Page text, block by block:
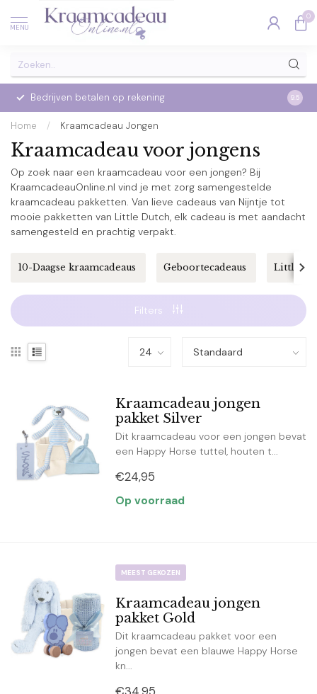
MENU
0
Bedrijven betalen op rekening 9.5
Home / Kraamcadeau Jongen
Kraamcadeau voor jongens
Op zoek naar een kraamcadeau voor een jongen? Bij
KraamcadeauOnline.nl vind je met zorg samengestelde
kraamcadeau pakketten. Van lieve cadeaus van Nijntje tot
mooie pakketten van Little Dutch, elk cadeau is met aandacht
samengesteld en prachtig verpakt.
10-Daagse kraamcadeaus Geboortecadeaus Little
Filters
Kraamcadeau jongen
pakket Silver
Dit kraamcadeau voor een jongen bevat
een Happy Horse tuttel, houten t...
€24,95
Op voorraad
MEEST GEKOZEN
Kraamcadeau jongen
pakket Gold
Dit kraamcadeau pakket voor een
jongen bevat een blauwe Happy Horse
kn...